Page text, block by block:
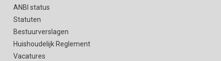
ANBI status
Statuten
Bestuurverslagen
Huishoudelijk Reglement
Vacatures